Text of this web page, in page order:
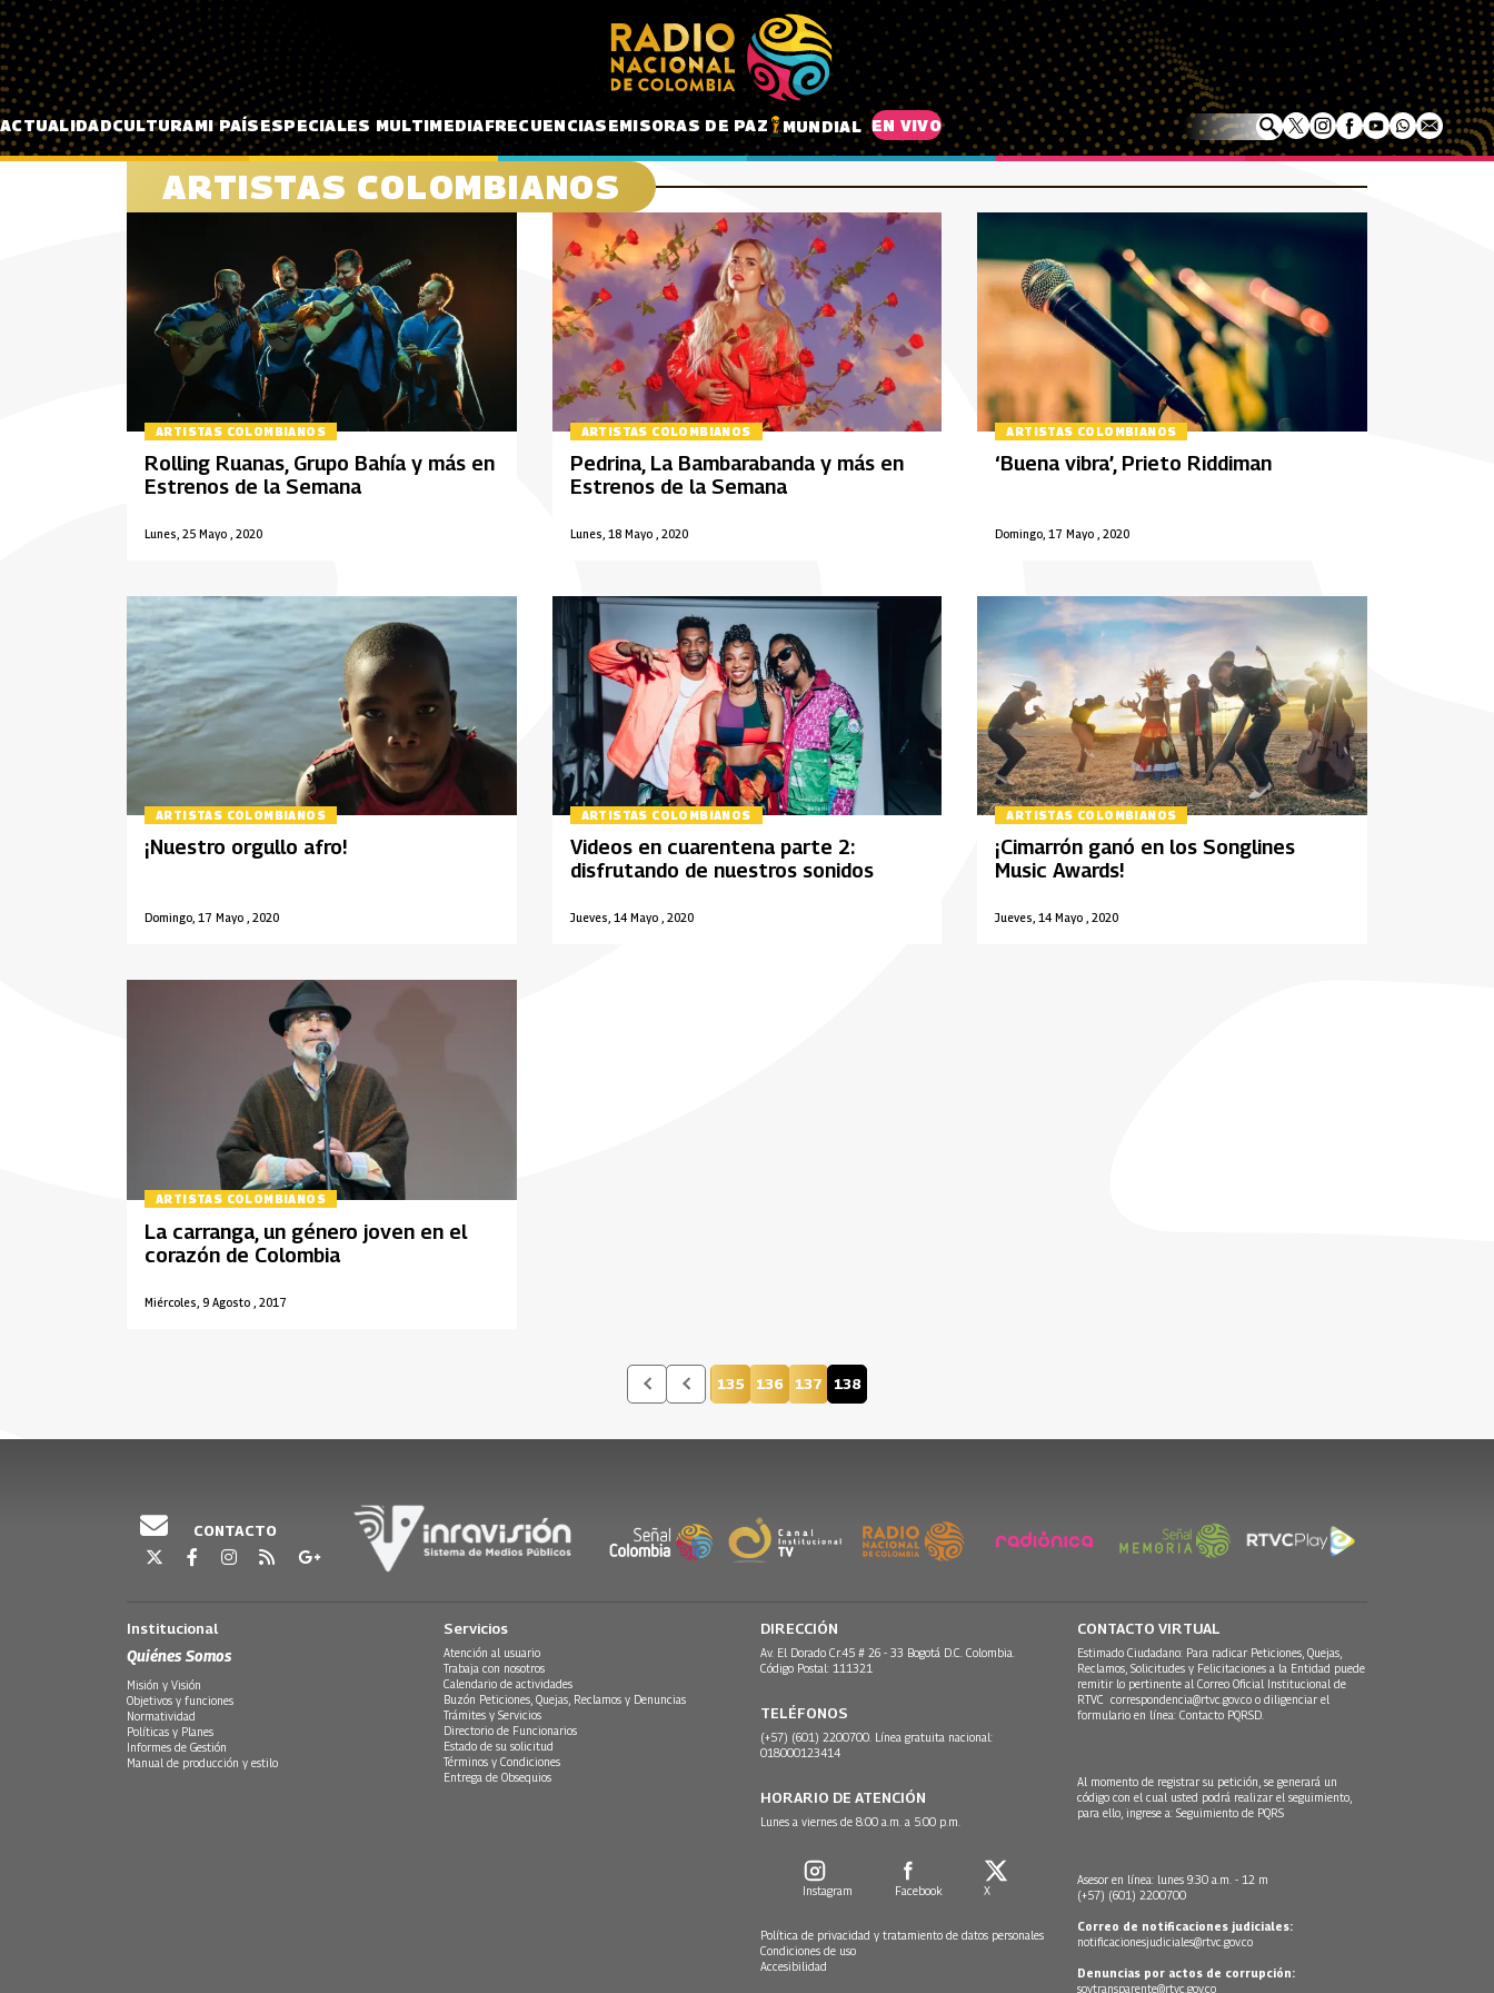
Pasar al contenido principal
ACTUALIDADCULTURAMI PAÍSESPECIALES MULTIMEDIAFRECUENCIASEMISORAS DE PAZ MUNDIAL EN VIVO
ARTISTAS COLOMBIANOS
ARTISTAS COLOMBIANOS
Lunes, 25 Mayo , 2020
Rolling Ruanas, Grupo Bahía y más en
Estrenos de la Semana
ARTISTAS COLOMBIANOS
Lunes, 18 Mayo , 2020
Pedrina, La Bambarabanda y más en
Estrenos de la Semana
ARTISTAS COLOMBIANOS
Domingo, 17 Mayo , 2020
‘Buena vibra’, Prieto Riddiman
ARTISTAS COLOMBIANOS
Domingo, 17 Mayo , 2020
¡Nuestro orgullo afro!
ARTISTAS COLOMBIANOS
Jueves, 14 Mayo , 2020
Videos en cuarentena parte 2:
disfrutando de nuestros sonidos
ARTISTAS COLOMBIANOS
Jueves, 14 Mayo , 2020
¡Cimarrón ganó en los Songlines
Music Awards!
ARTISTAS COLOMBIANOS
Miércoles, 9 Agosto , 2017
La carranga, un género joven en el
corazón de Colombia
Página
135 Página
136 Página
137 Página actual
138
CONTACTO
Institucional
Quiénes Somos
Misión y Visión
Objetivos y funciones
Normatividad
Políticas y Planes
Informes de Gestión
Manual de producción y estilo
Servicios
Atención al usuario
Trabaja con nosotros
Calendario de actividades
Buzón Peticiones, Quejas, Reclamos y Denuncias
Trámites y Servicios
Directorio de Funcionarios
Estado de su solicitud
Términos y Condiciones
Entrega de Obsequios
DIRECCIÓN
Av. El Dorado Cr.45 # 26 - 33 Bogotá D.C. Colombia.
Código Postal: 111321
TELÉFONOS
(+57) (601) 2200700. Línea gratuita nacional:
018000123414
HORARIO DE ATENCIÓN
Lunes a viernes de 8:00 a.m. a 5:00 p.m.
Instagram Facebook X
Política de privacidad y tratamiento de datos personales
Condiciones de uso
Accesibilidad
CONTACTO VIRTUAL
Estimado Ciudadano: Para radicar Peticiones, Quejas,
Reclamos, Solicitudes y Felicitaciones a la Entidad puede
remitir lo pertinente al Correo Oficial Institucional de
RTVC correspondencia@rtvc.gov.co o diligenciar el
formulario en línea: Contacto PQRSD.
Al momento de registrar su petición, se generará un
código con el cual usted podrá realizar el seguimiento,
para ello, ingrese a: Seguimiento de PQRS
Asesor en línea: lunes 9:30 a.m. - 12 m
(+57) (601) 2200700
Correo de notificaciones judiciales:
notificacionesjudiciales@rtvc.gov.co
Denuncias por actos de corrupción:
soytransparente@rtvc.gov.co